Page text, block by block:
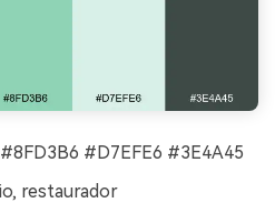
#D7EFE6 #3E4A45
restaurador